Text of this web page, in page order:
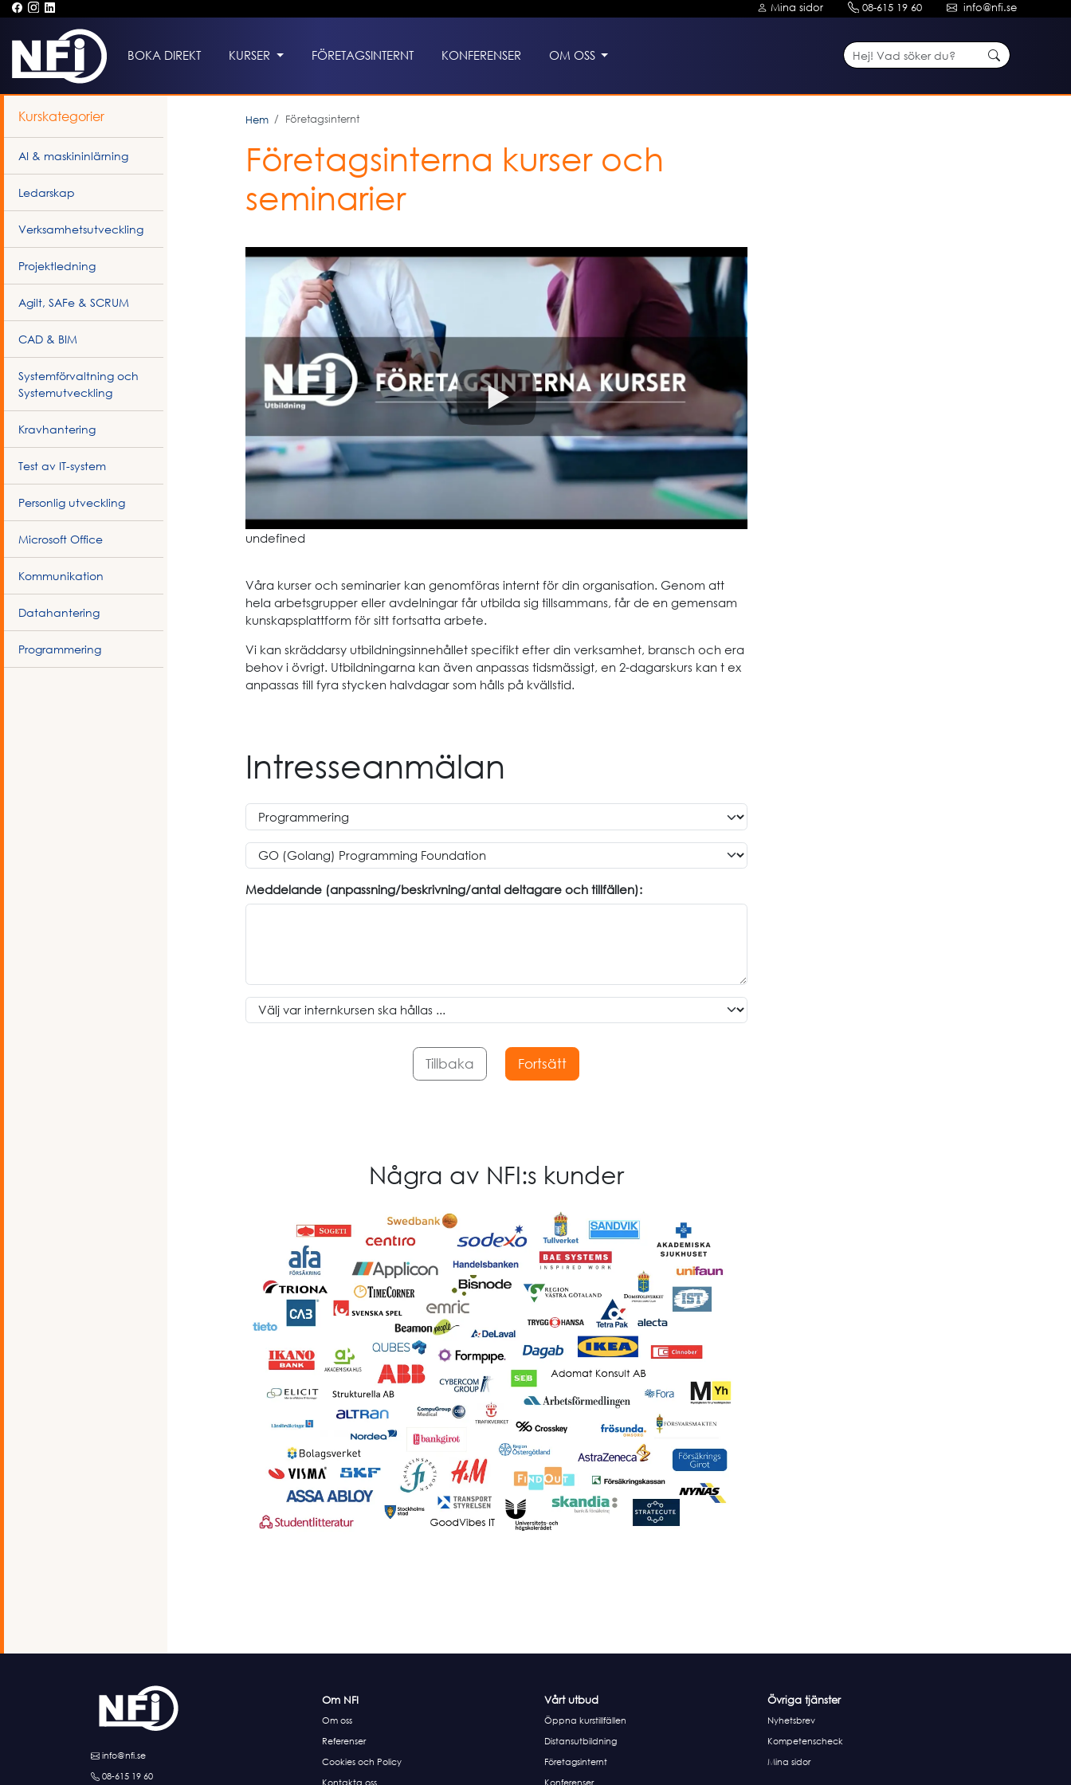
Mina sidor 08-615 19 60 info@nfi.se
BOKA DIREKT KURSER FÖRETAGSINTERNT KONFERENSER OM OSS
Kurskategorier
AI & maskininlärning
Ledarskap
Verksamhetsutveckling
Projektledning
Agilt, SAFe & SCRUM
CAD & BIM
Systemförvaltning och
Systemutveckling
Kravhantering
Test av IT-system
Personlig utveckling
Microsoft Office
Kommunikation
Datahantering
Programmering
Hem Företagsinternt
Företagsinterna kurser och
seminarier
undefined
Våra kurser och seminarier kan genomföras internt för din organisation. Genom att
hela arbetsgrupper eller avdelningar får utbilda sig tillsammans, får de en gemensam
kunskapsplattform för sitt fortsatta arbete.
Vi kan skräddarsy utbildningsinnehållet specifikt efter din verksamhet, bransch och era
behov i övrigt. Utbildningarna kan även anpassas tidsmässigt, en 2-dagarskurs kan t ex
anpassas till fyra stycken halvdagar som hålls på kvällstid.
Intresseanmälan
Meddelande (anpassning/beskrivning/antal deltagare och tillfällen):
Tillbaka
Några av NFI:s kunder
info@nfi.se
08-615 19 60
Om NFI
Om oss
Referenser
Cookies och Policy
Kontakta oss
Vårt utbud
Öppna kurstillfällen
Distansutbildning
Företagsinternt
Konferenser
Övriga tjänster
Nyhetsbrev
Kompetenscheck
Mina sidor